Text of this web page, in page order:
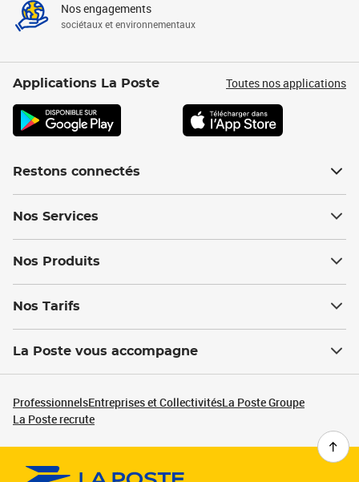
Nos engagements
sociétaux et environnementaux
Applications La Poste Toutes nos applications
Restons connectés
Nos Services
Nos Produits
Nos Tarifs
La Poste vous accompagne
ProfessionnelsEntreprises et CollectivitésLa Poste Groupe
La Poste recrute